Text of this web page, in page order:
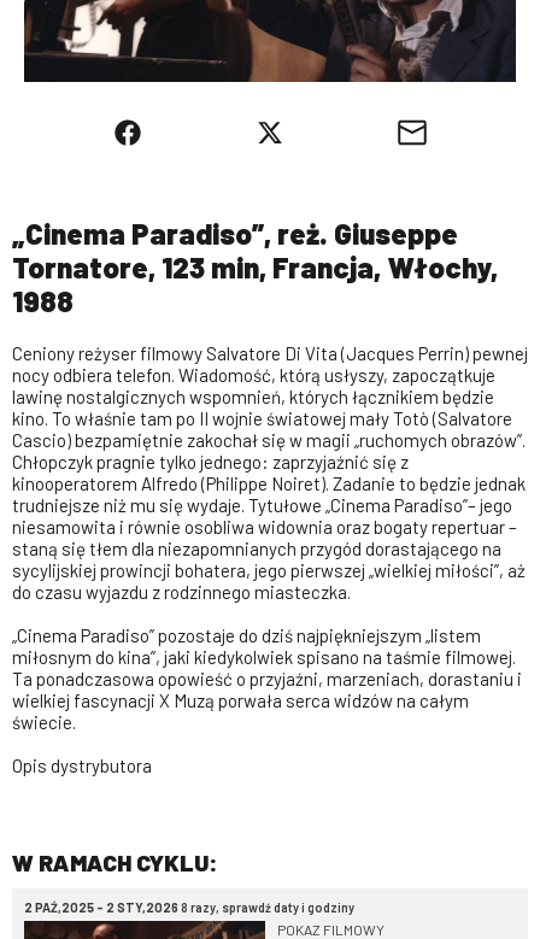
„Cinema Paradiso”, reż. Giuseppe
Tornatore, 123 min, Francja, Włochy,
1988
Ceniony reżyser filmowy Salvatore Di Vita (Jacques Perrin) pewnej
nocy odbiera telefon. Wiadomość, którą usłyszy, zapoczątkuje
lawinę nostalgicznych wspomnień, których łącznikiem będzie
kino. To właśnie tam po II wojnie światowej mały Totò (Salvatore
Cascio) bezpamiętnie zakochał się w magii „ruchomych obrazów”.
Chłopczyk pragnie tylko jednego: zaprzyjaźnić się z
kinooperatorem Alfredo (Philippe Noiret). Zadanie to będzie jednak
trudniejsze niż mu się wydaje. Tytułowe „Cinema Paradiso”– jego
niesamowita i równie osobliwa widownia oraz bogaty repertuar –
staną się tłem dla niezapomnianych przygód dorastającego na
sycylijskiej prowincji bohatera, jego pierwszej „wielkiej miłości”, aż
do czasu wyjazdu z rodzinnego miasteczka.
„Cinema Paradiso” pozostaje do dziś najpiękniejszym „listem
miłosnym do kina”, jaki kiedykolwiek spisano na taśmie filmowej.
Ta ponadczasowa opowieść o przyjaźni, marzeniach, dorastaniu i
wielkiej fascynacji X Muzą porwała serca widzów na całym
świecie.
Opis dystrybutora
W RAMACH CYKLU:
2 PAŹ,2025 - 2 STY,2026 8 razy, sprawdź daty i godziny
POKAZ FILMOWY